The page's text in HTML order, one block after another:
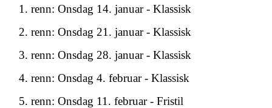
1. renn: Onsdag 14. januar - Klassisk
2. renn: Onsdag 21. januar - Klassisk
3. renn: Onsdag 28. januar - Klassisk
4. renn: Onsdag 4. februar - Klassisk
5. renn: Onsdag 11. februar - Fristil